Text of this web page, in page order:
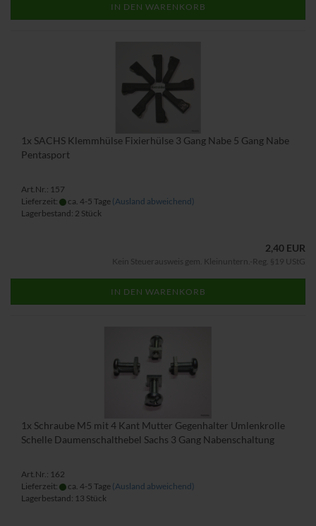
IN DEN WARENKORB
1x SACHS Klemmhülse Fixierhülse 3 Gang Nabe 5 Gang Nabe
Pentasport
Art.Nr.: 157
Lieferzeit:
ca. 4-5 Tage (Ausland abweichend)
Lagerbestand: 2 Stück
2,40 EUR
Kein Steuerausweis gem. Kleinuntern.-Reg. §19 UStG
IN DEN WARENKORB
1x Schraube M5 mit 4 Kant Mutter Gegenhalter Umlenkrolle
Schelle Daumenschalthebel Sachs 3 Gang Nabenschaltung
Art.Nr.: 162
Lieferzeit:
ca. 4-5 Tage (Ausland abweichend)
Lagerbestand: 13 Stück